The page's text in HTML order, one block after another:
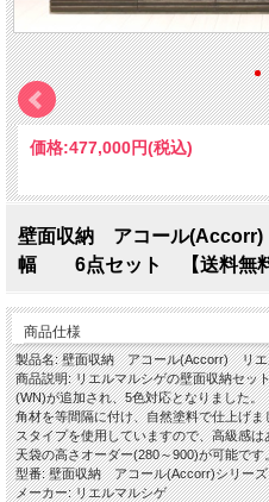
価格:477,000円(税込)
壁面収納 アコール
幅 6点セット 【送料無料
商品仕様
製品名: 壁面収納 アコール(Accorr) リ
商品説明: リエルマルシゲの壁面収納セ
(WN)が追加され、5色対応となりました
角材を等間隔に付け、自然塗料で仕上げ
スタイプを使用していますので、高級感
天袋の高さオーダー(280～900)が可能です
型番: 壁面収納 アコール(Accorr)シリ
メーカー: リエルマルシゲ